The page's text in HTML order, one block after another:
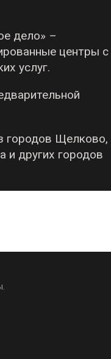
дело» –
центры с
услуг.
городов Щелково,
и других городов